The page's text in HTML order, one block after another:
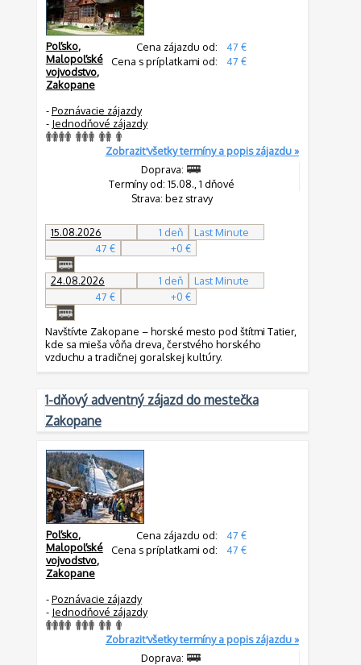
Cena zájazdu od:
47 €
Cena s príplatkami od:
47 €
Poľsko,
Malopoľské
vojvodstvo,
Zakopane
-Poznávacie zájazdy
- Jednodňové zájazdy
Zobraziť všetky termíny a popis zájazdu »
Doprava:
Termíny od: 15.08., 1 dňové
Strava: bez stravy
15.08.2026 1 deň
Last Minute
47 €
+0 €
24.08.2026 1 deň
Last Minute
47 €
+0 €
Navštívte Zakopane – horské mesto pod štítmi Tatier,
kde sa mieša vôňa dreva, čerstvého horského
vzduchu a tradičnej goralskej kultúry.
1-dňový adventný zájazd do mestečka
Zakopane
Cena zájazdu od:
47 €
Cena s príplatkami od:
47 €
Poľsko,
Malopoľské
vojvodstvo,
Zakopane
-Poznávacie zájazdy
- Jednodňové zájazdy
Zobraziť všetky termíny a popis zájazdu »
Doprava: